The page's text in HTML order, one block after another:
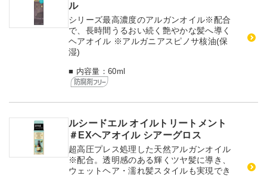
ル
シリーズ最高濃度のアルガンオイル※配合
で、長時間うるおい続く艶やかな髪へ導く
ヘアオイル ※アルガニアスピノサ核油(保
湿)
■ 内容量：60ml
ルシードエル オイルトリートメント
＃EXヘアオイル シアーグロス
超高圧プレス処理した天然アルガンオイル
※配合。透明感のある輝くツヤ髪に導き、
ウェットヘア・濡れ髪スタイルも実現でき